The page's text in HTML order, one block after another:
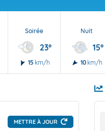
Soirée
23°
15 km/h
Nuit
15°
10 km/h
METTRE À JOUR